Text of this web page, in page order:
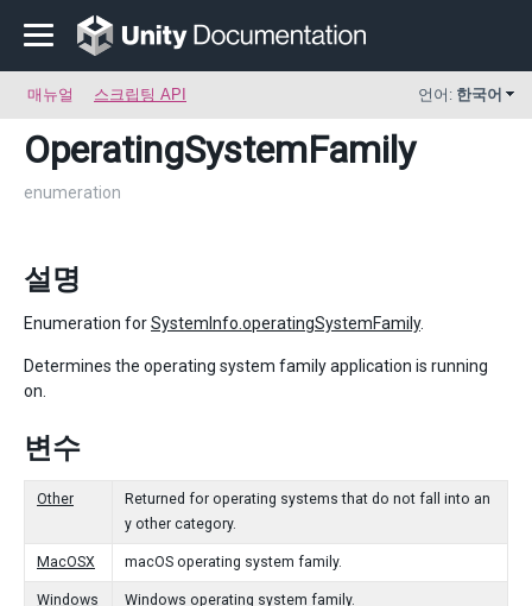
매뉴얼 스크립팅 API 언어: 한국어
OperatingSystemFamily
enumeration
설명
Enumeration forSystemInfo.operatingSystemFamily.
Determines the operating system family application is running
on.
변수
Other
Returned for operating systems that do not fall into an
y other category.
MacOSX macOS operating system family.
Windows Windows operating system family.